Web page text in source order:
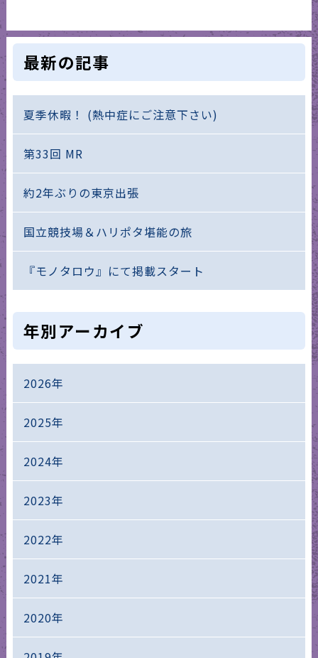
最新の記事
夏季休暇！ (熱中症にご注意下さい)
第33回 MR
約2年ぶりの東京出張
国立競技場＆ハリポタ堪能の旅
『モノタロウ』にて掲載スタート
年別アーカイブ
2026年
2025年
2024年
2023年
2022年
2021年
2020年